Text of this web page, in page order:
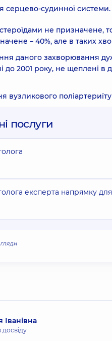
серцево-судинної системи.
не призначене,
– 40%, але в таких
даного захворювання
2001 року, не щеплені в
вузликового
послуги
експерта напрямку для
Іванівна
досвіду